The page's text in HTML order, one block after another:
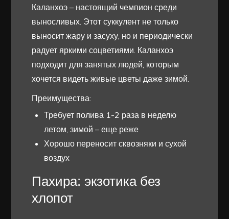
Каланхоэ – настоящий чемпион среди
выносливых. Этот суккулент не только
выносит жару и засуху, но и периодически
радует яркими соцветиями. Каланхоэ
подходит для занятых людей, которым
хочется видеть живые цветы даже зимой.
Преимущества:
Требует полива 1-2 раза в неделю
летом, зимой – еще реже
Хорошо переносит сквозняки и сухой
воздух
Пахира: экзотика без
хлопот